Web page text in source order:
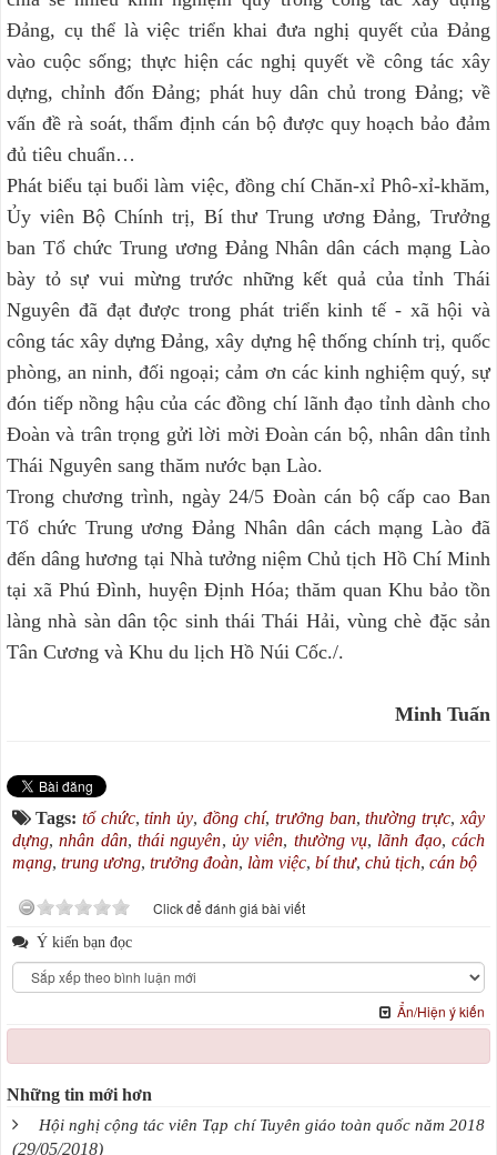
Đảng, cụ thể là việc triển khai đưa nghị quyết của Đảng
vào cuộc sống; thực hiện các nghị quyết về công tác xây
dựng, chỉnh đốn Đảng; phát huy dân chủ trong Đảng; về
vấn đề rà soát, thẩm định cán bộ được quy hoạch bảo đảm
đủ tiêu chuẩn…
Phát biểu tại buổi làm việc, đồng chí Chăn-xỉ Phô-xỉ-khăm,
Ủy viên Bộ Chính trị, Bí thư Trung ương Đảng, Trưởng
ban Tổ chức Trung ương Đảng Nhân dân cách mạng Lào
bày tỏ sự vui mừng trước những kết quả của tỉnh Thái
Nguyên đã đạt được trong phát triển kinh tế - xã hội và
công tác xây dựng Đảng, xây dựng hệ thống chính trị, quốc
phòng, an ninh, đối ngoại; cảm ơn các kinh nghiệm quý, sự
đón tiếp nồng hậu của các đồng chí lãnh đạo tỉnh dành cho
Đoàn và trân trọng gửi lời mời Đoàn cán bộ, nhân dân tỉnh
Thái Nguyên sang thăm nước bạn Lào.
Trong chương trình, ngày 24/5 Đoàn cán bộ cấp cao Ban
Tổ chức Trung ương Đảng Nhân dân cách mạng Lào đã
đến dâng hương tại Nhà tưởng niệm Chủ tịch Hồ Chí Minh
tại xã Phú Đình, huyện Định Hóa; thăm quan Khu bảo tồn
làng nhà sàn dân tộc sinh thái Thái Hải, vùng chè đặc sản
Tân Cương và Khu du lịch Hồ Núi Cốc./.
Minh Tuấn
Tags: tổ chức,tỉnh ủy,đồng chí, trưởng ban,thường trực,xây
dựng,nhân dân,thái nguyên, ủy viên, thường vụ, lãnh đạo,cách
mạng, trung ương, trưởng đoàn, làm việc, bí thư, chủ tịch, cán bộ
Click để đánh giá bài viết
Ý kiến bạn đọc
Ẩn/Hiện ý kiến
Những tin mới hơn
Hội nghị cộng tác viên Tạp chí Tuyên giáo toàn quốc năm 2018
(29/05/2018)